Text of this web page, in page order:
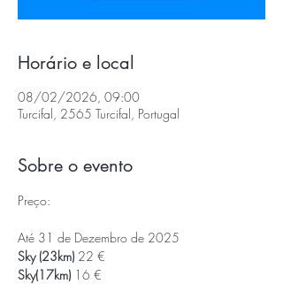
Horário e local
08/02/2026, 09:00
Turcifal, 2565 Turcifal, Portugal
Sobre o evento
Preço:
Até 31 de Dezembro de 2025
Sky (23km) 22 €
Sky(17km) 16 €